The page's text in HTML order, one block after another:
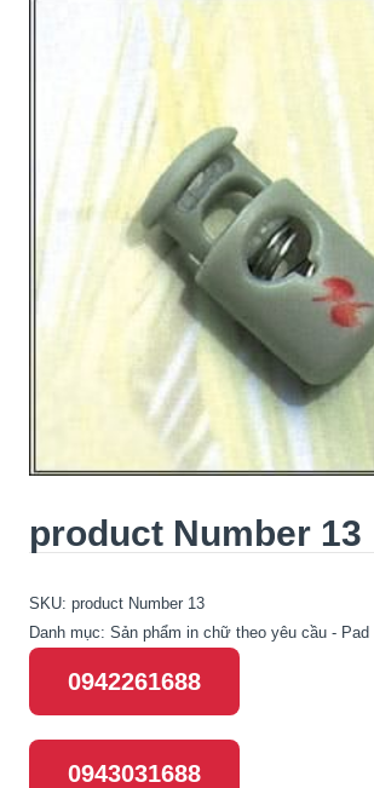
product Number 13
SKU: product Number 13
Danh mục: Sản phẩm in chữ theo yêu cầu - Pad
0942261688
0943031688